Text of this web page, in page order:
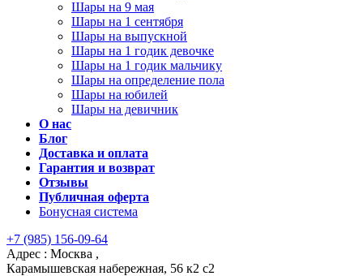
Шары на 9 мая
Шары на 1 сентября
Шары на выпускной
Шары на 1 годик девочке
Шары на 1 годик мальчику
Шары на определение пола
Шары на юбилей
Шары на девичник
О нас
Блог
Доставка и оплата
Гарантия и возврат
Отзывы
Публичная оферта
Бонусная система
+7 (985) 156-09-64
Адрес : Москва ,
Карамышевская набережная, 56 к2 с2